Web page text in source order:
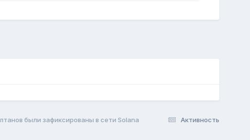
Активность
были зафиксированы в сети Solana